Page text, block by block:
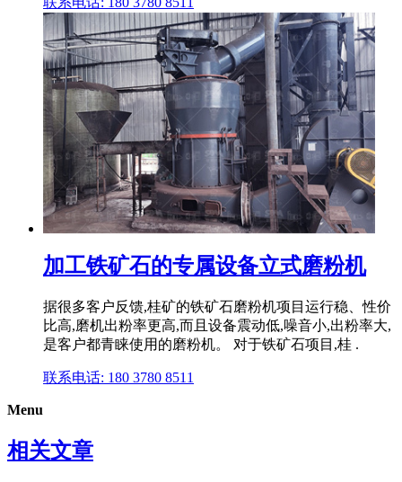
加工铁矿石的专属设备立式磨粉机
据很多客户反馈,桂矿的铁矿石磨粉机项目运行稳、性价
比高,磨机出粉率更高,而且设备震动低,噪音小,出粉率大,
是客户都青睐使用的磨粉机。 对于铁矿石项目,桂 .
联系电话: 180 3780 8511
Menu
相关文章